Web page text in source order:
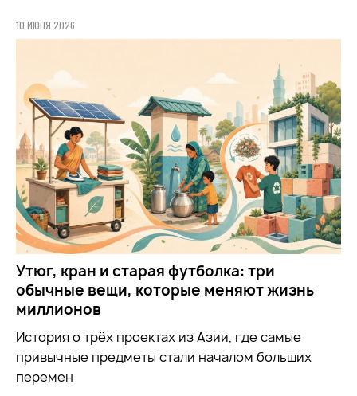
10 ИЮНЯ 2026
Утюг, кран и старая футболка: три
обычные вещи, которые меняют жизнь
миллионов
История о трёх проектах из Азии, где самые
привычные предметы стали началом больших
перемен